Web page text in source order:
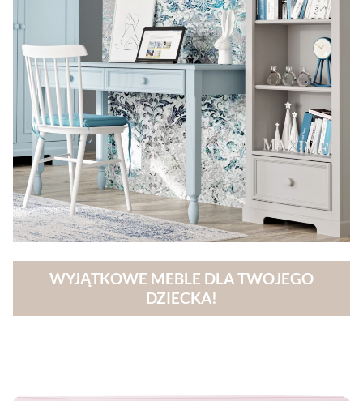
WYJĄTKOWE MEBLE DLA TWOJEGO
DZIECKA!